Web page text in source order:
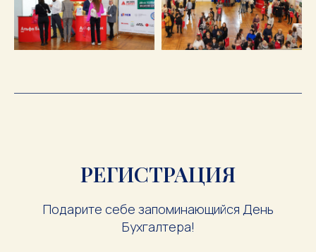
РЕГИСТРАЦИЯ
Подарите себе запоминающийся День
Бухгалтера!